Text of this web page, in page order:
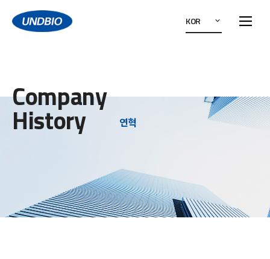
KOR
Company
History 연혁